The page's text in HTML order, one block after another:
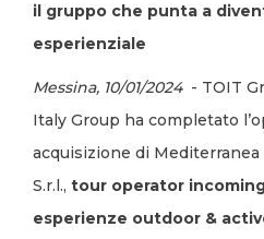
il gruppo che punta a
esperienziale
Messina, 10/01/2024- TOIT
Italy Group ha completato
acquisizione di
S.r.l., tour operator
esperienze outdoor &